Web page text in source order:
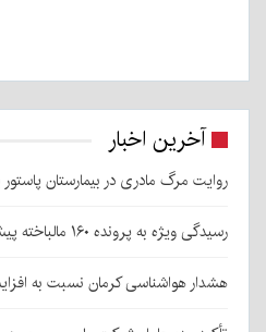
آخرین اخبار
روایت مرگ مادری در بیمارستان پاستور
رسیدگی ویژه به پرونده ۱۶۰ مالباخته پیش‌فروش خودرو در زرند
هشدار هواشناسی کرمان نسبت به